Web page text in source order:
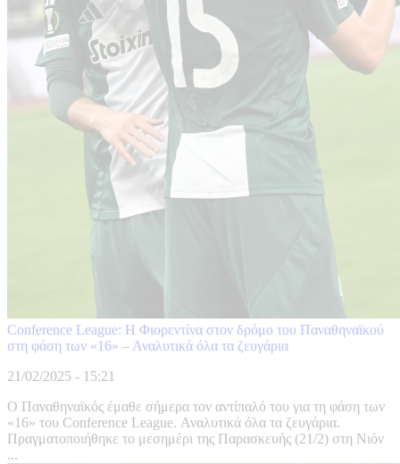
Conference League: Η Φιορεντίνα στον δρόμο του Παναθηναϊκού
στη φάση των «16» – Αναλυτικά όλα τα ζευγάρια
21/02/2025 - 15:21
Ο Παναθηναϊκός έμαθε σήμερα τον αντίπαλό του για τη φάση των
«16» του Conference League. Αναλυτικά όλα τα ζευγάρια.
Πραγματοποιήθηκε το μεσημέρι της Παρασκευής (21/2) στη Νιόν
...